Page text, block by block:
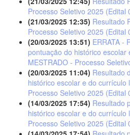
Processo Seletivo 2025 (Edital
(21/03/2025 12:35) Resultado
Processo Seletivo 2025 (Edital
(20/03/2025 13:51) ERRATA -
pontuação do histórico escolar
MESTRADO - Processo
(20/03/2025 11:04) Resultado
histórico escolar e do currículo
Processo Seletivo 2025 (Edital
(14/03/2025 17:54) Resultado
histórico escolar e do currículo
Processo Seletivo 2025 (Edital